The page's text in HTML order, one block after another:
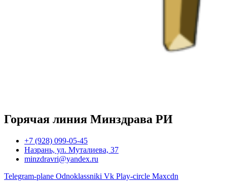
Горячая линия Минздрава РИ
+7 (928) 099-05-45
Назрань, ул. Муталиева, 37
minzdravri@yandex.ru
Telegram-plane Odnoklassniki Vk Play-circle Maxcdn